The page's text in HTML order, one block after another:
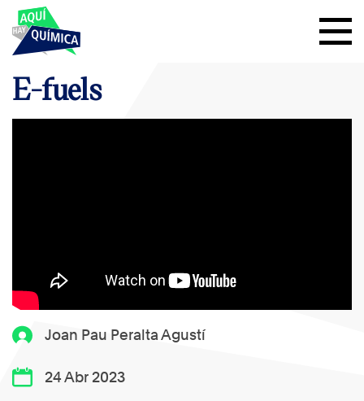
Joan Pau Peralta Agustí
24 Abr 2023
E-fuels